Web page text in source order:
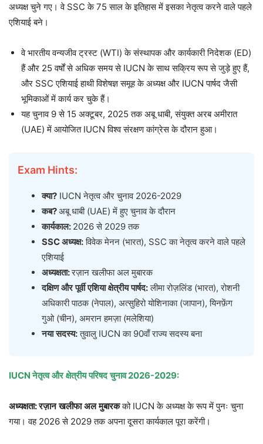
अध्यक्ष चुने गए। वे SSC के 75 साल के इतिहास में इसका नेतृत्व करने वाले पहले
एशियाई बने।
वे भारतीय वन्यजीव ट्रस्ट (WTI) के संस्थापक और कार्यकारी निदेशक (ED)
हैं और 25 वर्षों से अधिक समय से IUCN के साथ सक्रिय रूप से जुड़े हुए हैं,
और SSC एशियाई हाथी विशेषज्ञ समूह के अध्यक्ष और IUCN पार्षद जैसी
भूमिकाओं में कार्य कर चुके हैं।
यह चुनाव 9 से 15 अक्टूबर, 2025 तक अबू धाबी, संयुक्त अरब अमीरात
(UAE) में आयोजित IUCN विश्व संरक्षण कांग्रेस के दौरान हुआ।
Exam Hints:
क्या? IUCN नेतृत्व और चुनाव 2026-2029
कब?अबू धाबी (UAE) में हुए चुनाव के दौरान
कार्यकाल: 2026 से 2029 तक
SSCअध्यक्ष:विवेक मेनन (भारत), SSC का नेतृत्व करने वाले पहले
एशियाई
अध्यक्षता:रज़ान खलीफा अल मुबारक
दक्षिण और पूर्वी एशिया क्षेत्रीय पार्षद:लीमा रोज़लिंड (भारत), रोशनी
अधिकारी पाठक (नेपाल), अत्सुहिरो योशिनाका (जापान), यिनफ़ेंग
गुओ (चीन), अमरान हमज़ा (मलेशिया)
नया सदस्य:तुवालु IUCN का 90वाँ राज्य सदस्य बना
IUCNनेतृत्व और क्षेत्रीय परिषद चुनाव2026-2029:
अध्यक्षता:रज़ान खलीफा अल मुबारकको IUCN के अध्यक्ष के रूप में पुनः चुना
गया। वह 2026 से 2029 तक अपना दूसरा कार्यकाल पूरा करेंगी।